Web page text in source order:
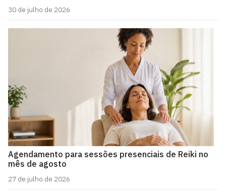
30 de julho de 2026
Agendamento para sessões presenciais de Reiki no
mês de agosto
27 de julho de 2026